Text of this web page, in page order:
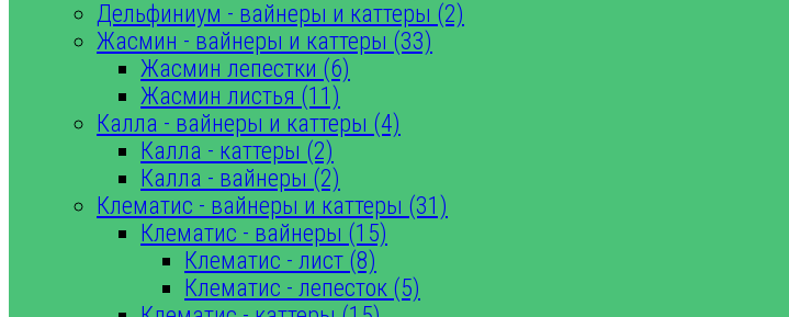
Дельфиниум - вайнеры и каттеры (2)
Жасмин - вайнеры и каттеры (33)
Жасмин лепестки (6)
Жасмин листья (11)
Калла - вайнеры и каттеры (4)
Калла - каттеры (2)
Калла - вайнеры (2)
Клематис - вайнеры и каттеры (31)
Клематис - вайнеры (15)
Клематис - лист (8)
Клематис - лепесток (5)